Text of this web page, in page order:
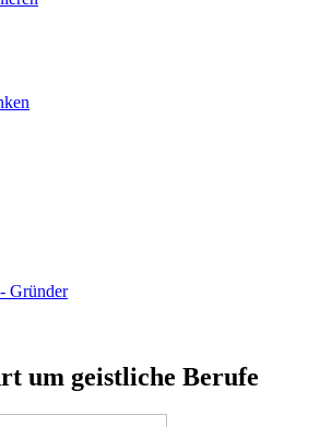
Gründer
um geistliche Berufe